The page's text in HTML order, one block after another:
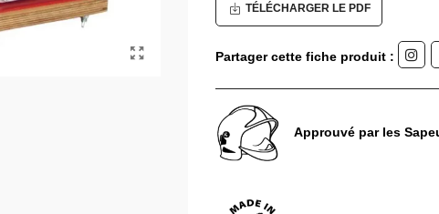
TÉLÉCHARGER LE PDF
Partager cette fiche produit :
Approuvé par les